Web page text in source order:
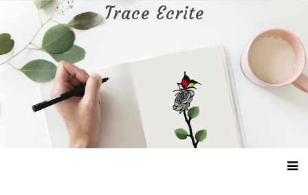
contenu
Trace Ecrite